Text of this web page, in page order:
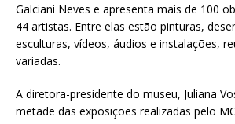
Galciani Neves e apresenta mais de 100
44 artistas. Entre elas estão pinturas,
esculturas, vídeos, áudios e instalações,
variadas.
A diretora-presidente do museu, Juliana
metade das exposições realizadas pelo